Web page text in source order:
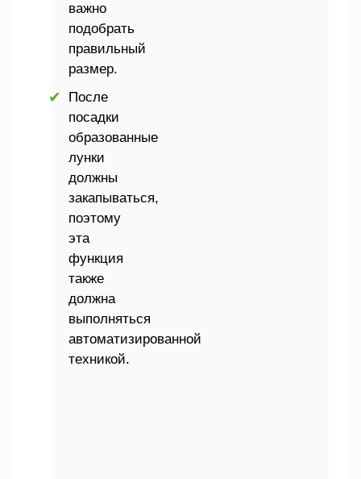
важно
подобрать
правильный
размер.
После
посадки
образованные
лунки
должны
закапываться,
поэтому
эта
функция
также
должна
выполняться
автоматизированной
техникой.